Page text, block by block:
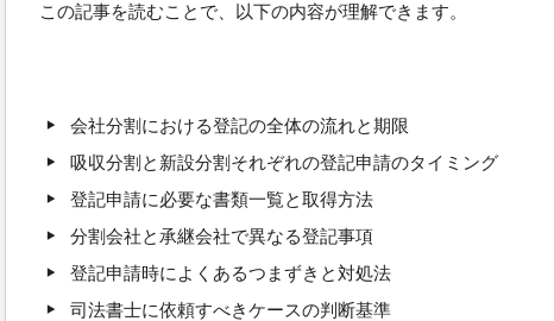
この記事を読むことで、以下の内容が理解できます。
会社分割における登記の全体の流れと期限
吸収分割と新設分割それぞれの登記申請のタイミング
登記申請に必要な書類一覧と取得方法
分割会社と承継会社で異なる登記事項
登記申請時によくあるつまずきと対処法
司法書士に依頼すべきケースの判断基準